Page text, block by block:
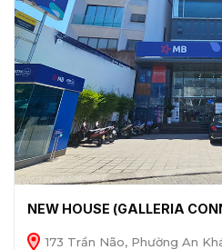
NEW HOUSE (GALLERIA
173 Trần Não, Phường An